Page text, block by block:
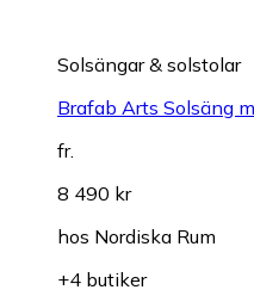
Solsängar & solstolar
Brafab Arts Solsäng
fr.
8 490 kr
hos Nordiska Rum
+4 butiker